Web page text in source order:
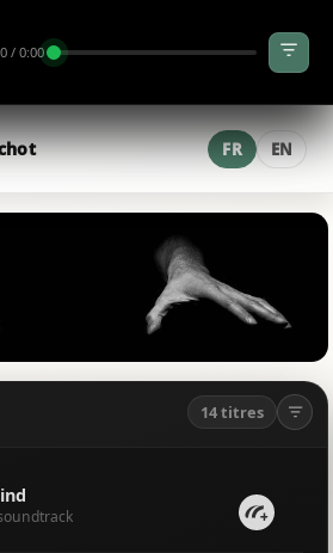
/ 0:00
FR EN
14 titres